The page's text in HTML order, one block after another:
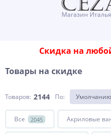
Магазин
Скидка на
Товары на скидке
Товаров: 2144 По: Умолчанию
Все 2045 Акриловые